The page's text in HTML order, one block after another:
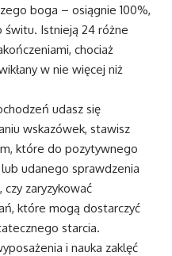
boga – osiągnie 100%,
świtu. Istnieją 24 różne
chociaż
w nie więcej niż
udasz się
wskazówek, stawisz
które do pozytywnego
udanego sprawdzenia
zaryzykować
które mogą dostarczyć
starcia.
i nauka zaklęć